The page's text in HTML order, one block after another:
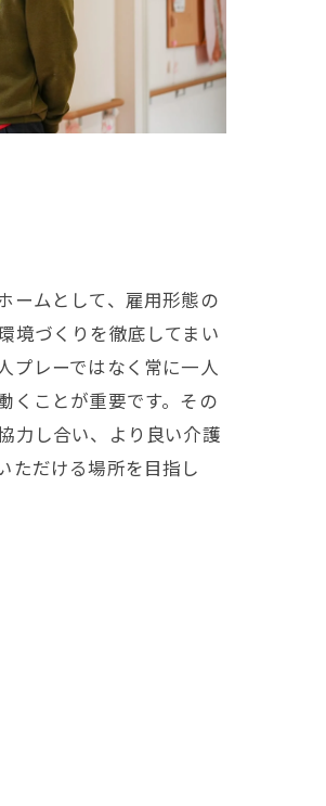
ームとして、雇用形態の
境づくりを徹底してまい
プレーではなく常に一人
くことが重要です。その
力し合い、より良い介護
ただける場所を目指し